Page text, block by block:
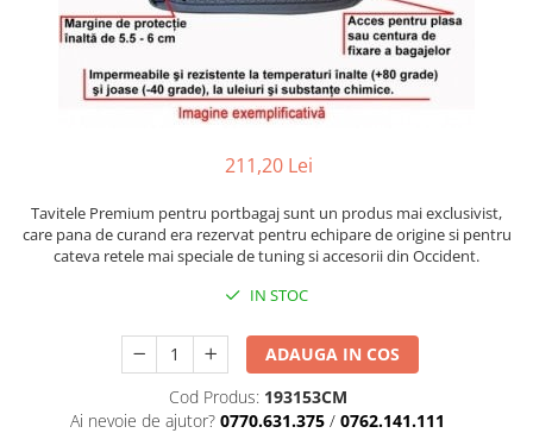
211,20 Lei
Tavitele Premium pentru portbagaj sunt un produs mai exclusivist,
care pana de curand era rezervat pentru echipare de origine si pentru
cateva retele mai speciale de tuning si accesorii din Occident.
IN STOC
ADAUGA IN COS
Cod Produs: 193153CM
Ai nevoie de ajutor? 0770.631.375 / 0762.141.111